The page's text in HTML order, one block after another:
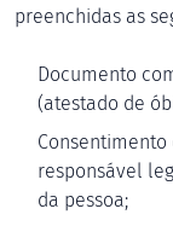
preenchidas as
Documento
(atestado de
responsável
da pessoa;